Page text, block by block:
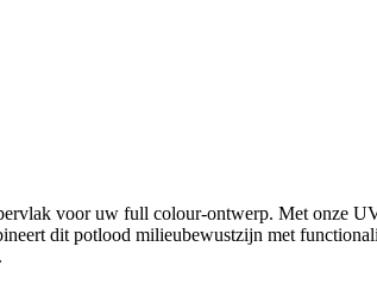
voor uw full colour-ontwerp. Met onze
dit potlood milieubewustzijn met